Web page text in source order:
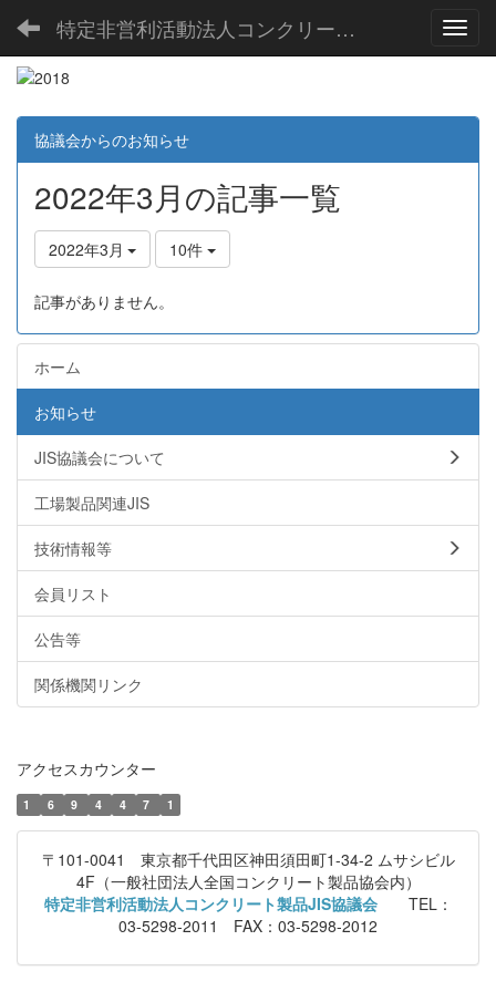
特定非営利活動法人コンクリート製品JIS協議会
協議会からのお知らせ
2022年3月の記事一覧
2022年3月 10件
記事がありません。
ホーム
お知らせ
JIS協議会について
工場製品関連JIS
技術情報等
会員リスト
公告等
関係機関リンク
アクセスカウンター
1 6 9 4 4 7 1
〒101-0041 東京都千代田区神田須田町1-34-2 ムサシビル
4F（一般社団法人全国コンクリート製品協会内）
特定非営利活動法人コンクリート製品JIS協議会 TEL：
03-5298-2011 FAX：03-5298-2012